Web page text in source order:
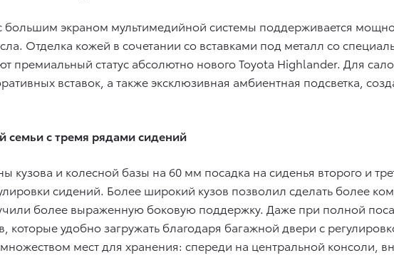
большим экраном мультимедийной системы поддерживается
Отделка кожей в сочетании со вставками под металл со
премиальный статус абсолютно нового Toyota Highlander. Для
вставок, а также эксклюзивная амбиентная подсветка,
семьи с тремя рядами сидений
кузова и колесной базы на 60 мм посадка на сиденья второго и
сидений. Более широкий кузов позволил сделать более
более выраженную боковую поддержку. Даже при полной
удобно загружать благодаря багажной двери с
мест для хранения: спереди на центральной консоли,